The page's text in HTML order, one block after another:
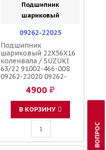
Подшипник
шариковый
09262-22025
Подшипник
шариковый 22X56X16
коленвала / SUZUKI
63/22 91002-466-008
09262-22020 09262-
93306-37204-00 91002-
KY4-901 92045-1209
4900 ₽
В КОРЗИНУ